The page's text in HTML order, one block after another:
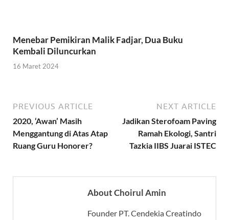
Menebar Pemikiran Malik Fadjar, Dua Buku
Kembali Diluncurkan
16 Maret 2024
PREVIOUS ARTICLE
2020, ‘Awan’ Masih
Menggantung di Atas Atap
Ruang Guru Honorer?
NEXT ARTICLE
Jadikan Sterofoam Paving
Ramah Ekologi, Santri
Tazkia IIBS Juarai ISTEC
About Choirul Amin
Founder PT. Cendekia Creatindo